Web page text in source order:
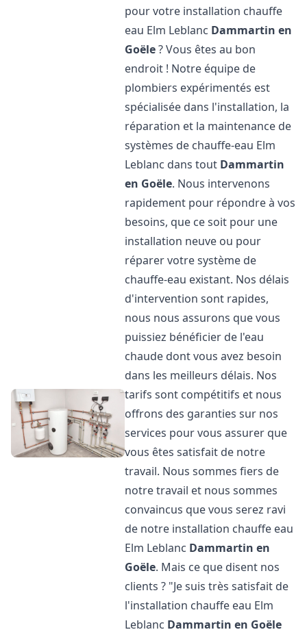
pour votre installation chauffe
eau Elm Leblanc Dammartin en
Goële? Vous êtes au bon
endroit ! Notre équipe de
plombiers expérimentés est
spécialisée dans l'installation, la
réparation et la maintenance de
systèmes de chauffe-eau Elm
Leblanc dans tout Dammartin
en Goële. Nous intervenons
rapidement pour répondre à vos
besoins, que ce soit pour une
installation neuve ou pour
réparer votre système de
chauffe-eau existant. Nos délais
d'intervention sont rapides,
nous nous assurons que vous
puissiez bénéficier de l'eau
chaude dont vous avez besoin
dans les meilleurs délais. Nos
tarifs sont compétitifs et nous
offrons des garanties sur nos
services pour vous assurer que
vous êtes satisfait de notre
travail. Nous sommes fiers de
notre travail et nous sommes
convaincus que vous serez ravi
de notre installation chauffe eau
Elm Leblanc Dammartin en
Goële. Mais ce que disent nos
clients ? "Je suis très satisfait de
l'installation chauffe eau Elm
Leblanc Dammartin en Goële